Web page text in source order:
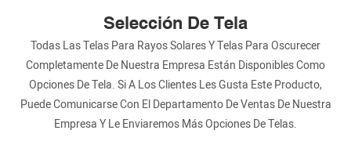
Selección De Tela
Todas Las Telas Para Rayos Solares Y Telas Para Oscurecer
Completamente De Nuestra Empresa Están Disponibles Como
Opciones De Tela. Si A Los Clientes Les Gusta Este Producto,
Puede Comunicarse Con El Departamento De Ventas De Nuestra
Empresa Y Le Enviaremos Más Opciones De Telas.